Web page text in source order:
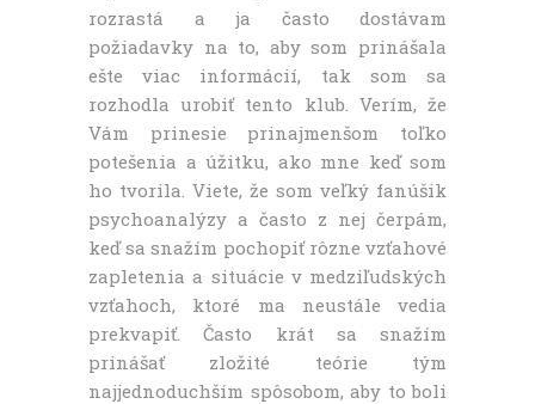
rozrastá a ja často dostávam
požiadavky na to, aby som prinášala
ešte viac informácií, tak som sa
rozhodla urobiť tento klub. Verím, že
Vám prinesie prinajmenšom toľko
potešenia a úžitku, ako mne keď som
ho tvorila. Viete, že som veľký fanúšik
psychoanalýzy a často z nej čerpám,
keď sa snažím pochopiť rôzne vzťahové
zapletenia a situácie v medziľudských
vzťahoch, ktoré ma neustále vedia
prekvapiť. Často krát sa snažím
prinášať zložité teórie tým
najjednoduchším spôsobom, aby to boli